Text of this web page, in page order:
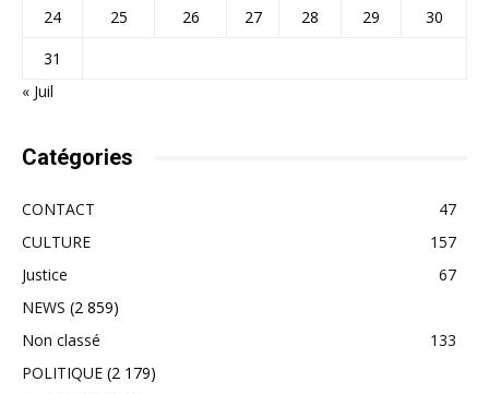
24 25 26 27 28 29
30
31
« Juil
Catégories
CONTACT
47
CULTURE
157
Justice
67
NEWS (2 859)
Non classé
133
POLITIQUE (2 179)